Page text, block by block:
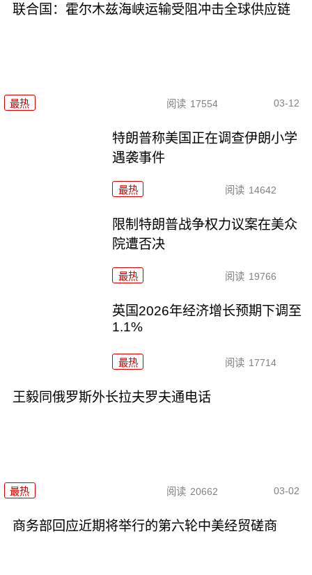
联合国：霍尔木兹海峡运输受阻冲击全球供应链
最热 阅读 17554 03-12
特朗普称美国正在调查伊朗小学
遇袭事件
最热 阅读 14642
限制特朗普战争权力议案在美众
院遭否决
最热 阅读 19766
英国2026年经济增长预期下调至
1.1%
最热 阅读 17714
王毅同俄罗斯外长拉夫罗夫通电话
最热 阅读 20662 03-02
商务部回应近期将举行的第六轮中美经贸磋商